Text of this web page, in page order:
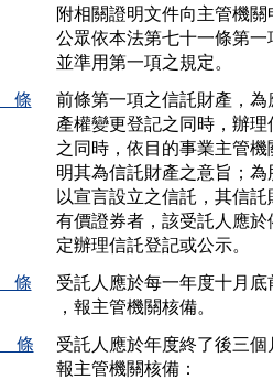
附相關證明文件向主管機關
公眾依本法第七十一條第
並準用第一項之規定。
條
前條第一項之信託財產，
產權變更登記之同時，辦
之同時，依目的事業主管
明其為信託財產之意旨；
以宣言設立之信託，其信
有價證券者，該受託人應
定辦理信託登記或公示。
條
受託人應於每一年度十月
，報主管機關核備。
條
受託人應於年度終了後三
報主管機關核備：